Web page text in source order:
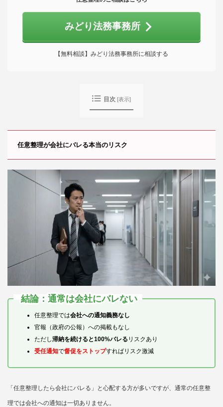
みどり法務事務所
【無料相談】みどり法務事務所に相談する
目次 [表示]
任意整理が会社にバレる本当のリスク
結論：通常は会社にバレない
任意整理では会社への通知義務なし
官報（政府の公報）への掲載もなし
ただし滞納を続けると100%バレる リスクあり
受任通知で督促をストップすればリスク激減
「任意整理したら会社にバレる」と心配する方が多いですが、通常の任意整
理では会社への通知は一切ありません。